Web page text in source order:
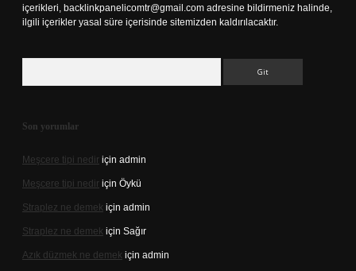
içerikleri, backlinkpanelicomtr@gmail.com adresine bildirmeniz halinde,
ilgili içerikler yasal süre içerisinde sitemizden kaldırılacaktır.
Son yorumlar
Meşcere tipi nedir için admin
Meşcere tipi nedir için Öykü
Straplez ne demek için admin
Straplez ne demek için Sağır
Azık düzmek ne demek için admin